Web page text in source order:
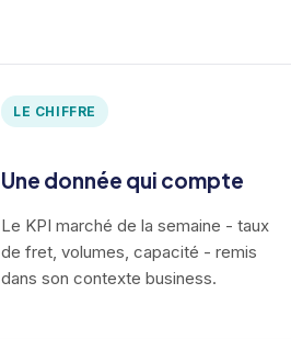
LE CHIFFRE
Une donnée qui compte
Le KPI marché de la semaine - taux
de fret, volumes, capacité - remis
dans son contexte business.